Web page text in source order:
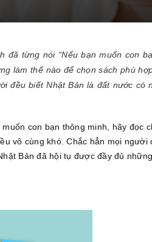
đã từng nói “Nếu bạn muốn con
làm thế nào để chọn sách phù
đều biết Nhật Bản là đất nước có
con bạn thông minh, hãy đọc
vô cùng khó. Chắc hẳn mọi
Bản đã hội tụ được đầy đủ